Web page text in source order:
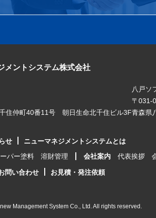
メントシステム株式会社
住仲町40番11号 朝日生命北千住ビル3F
八戸ソ
〒031-
青森県
せ
ニューマネジメントシステムとは
パー塗料 溶財管理 会社案内 代表挨拶
問い合わせ お見積・発注依頼
Management System Co., Ltd. All rights reserved.